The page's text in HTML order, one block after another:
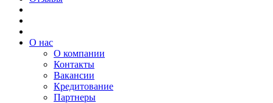
О нас
О компании
Контакты
Вакансии
Кредитование
Партнеры